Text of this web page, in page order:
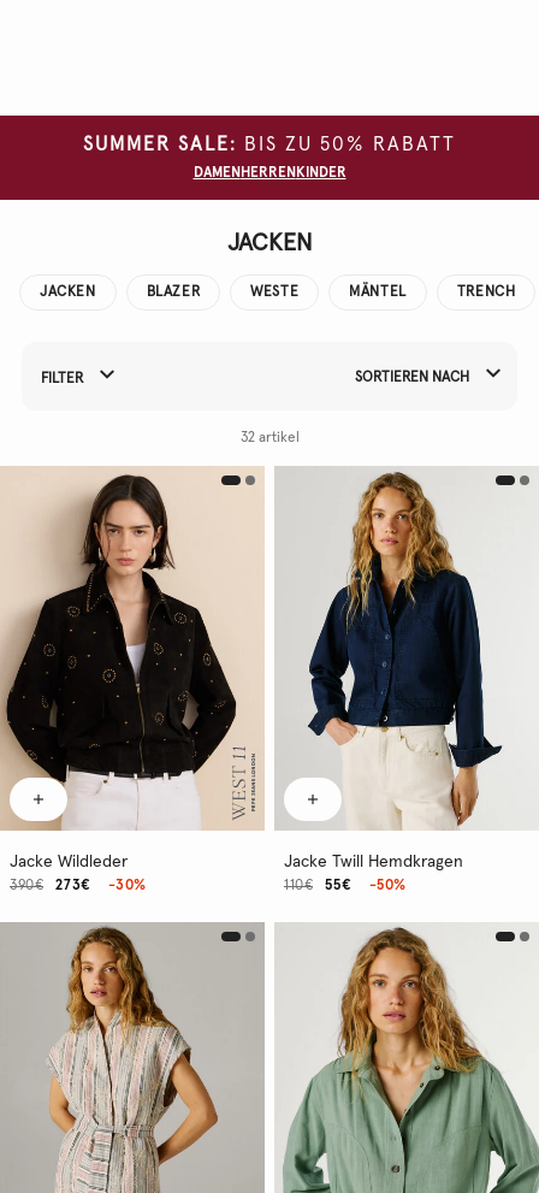
SUMMER SALE: BIS ZU 50% RABATT
DAMEN HERREN KINDER
JACKEN
JACKEN BLAZER WESTE MÄNTEL TRENCH
Filtern Sie Ihre Ergebnisse nach:
GRÖSSE
FILTER SORTIEREN NACH
32 artikel
Jacke Wildleder
273€
390€ -30%
Jacke Twill Hemdkragen
55€
110€ -50%